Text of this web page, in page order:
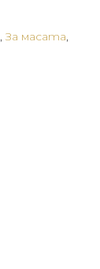
,За масата,